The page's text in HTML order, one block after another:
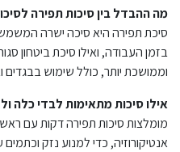
מה ההבדל בין סיכות תפירה
סיכת תפירה היא סיכה ישרה
בזמן העבודה, ואילו סיכת ביטחון
וממושכת יותר, כולל שימוש בבגדים
אילו סיכות מתאימות לבדי כלה
מומלצות סיכות תפירה דקות עם ראש
אנטיקורוזיה, כדי למנוע נזק וכתמים